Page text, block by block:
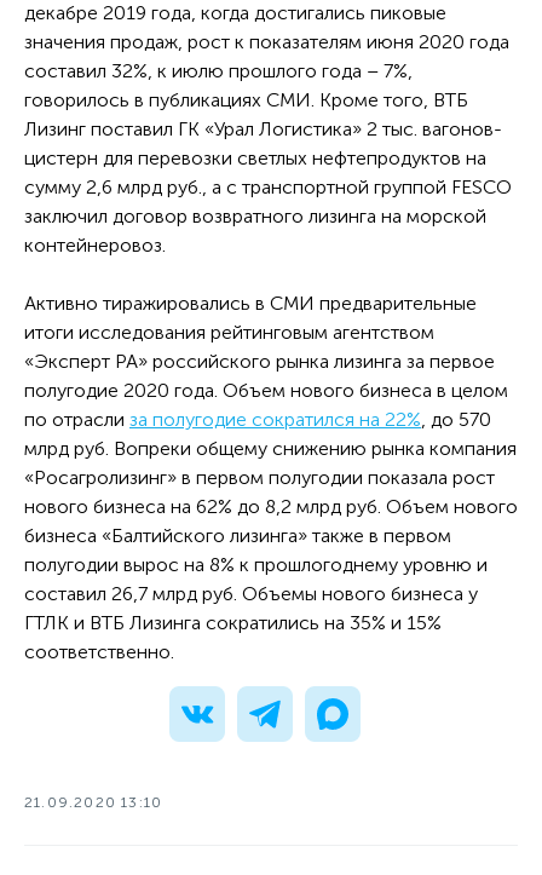
декабре 2019 года, когда достигались пиковые
значения продаж, рост к показателям июня 2020 года
составил 32%, к июлю прошлого года – 7%,
говорилось в публикациях СМИ. Кроме того, ВТБ
Лизинг поставил ГК «Урал Логистика» 2 тыс. вагонов-
цистерн для перевозки светлых нефтепродуктов на
сумму 2,6 млрд руб., а с транспортной группой FESCO
заключил договор возвратного лизинга на морской
контейнеровоз.
Активно тиражировались в СМИ предварительные
итоги исследования рейтинговым агентством
«Эксперт РА» российского рынка лизинга за первое
полугодие 2020 года. Объем нового бизнеса в целом
по отрасли за полугодие сократился на 22%, до 570
млрд руб. Вопреки общему снижению рынка компания
«Росагролизинг» в первом полугодии показала рост
нового бизнеса на 62% до 8,2 млрд руб. Объем нового
бизнеса «Балтийского лизинга» также в первом
полугодии вырос на 8% к прошлогоднему уровню и
составил 26,7 млрд руб. Объемы нового бизнеса у
ГТЛК и ВТБ Лизинга сократились на 35% и 15%
соответственно.
21.09.2020 13:10